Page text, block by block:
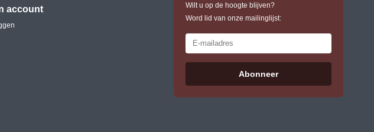
account
Wilt u op de hoogte blijven?
Word lid van onze mailinglijst:
Abonneer